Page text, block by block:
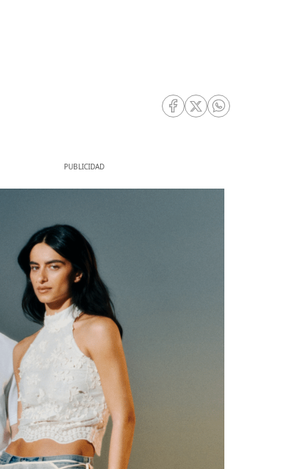
RRSS Facebook
RRSS Twitter
RRSS